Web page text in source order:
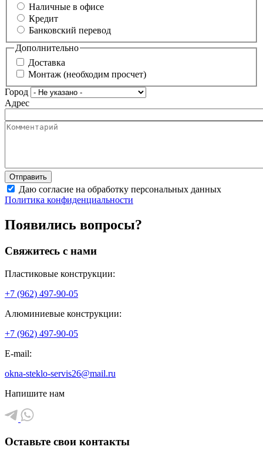
Наличные в офисе
Кредит
Банковский перевод
Дополнительно
Доставка
Монтаж (необходим просчет)
Город
Адрес
Даю согласие на обработку персональных данных
Политика конфиденциальности
Появились вопросы?
Свяжитесь с нами
Пластиковые конструкции:
+7 (962) 497-90-05
Алюминиевые конструкции:
+7 (962) 497-90-05
E-mail:
okna-steklo-servis26@mail.ru
Напишите нам
Оставьте свои контакты